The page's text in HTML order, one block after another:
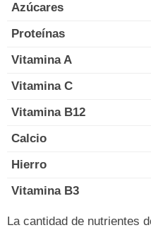
Azúcares
Proteínas
Vitamina A
Vitamina C
Vitamina B12
Calcio
Hierro
Vitamina B3
La cantidad de nutrientes